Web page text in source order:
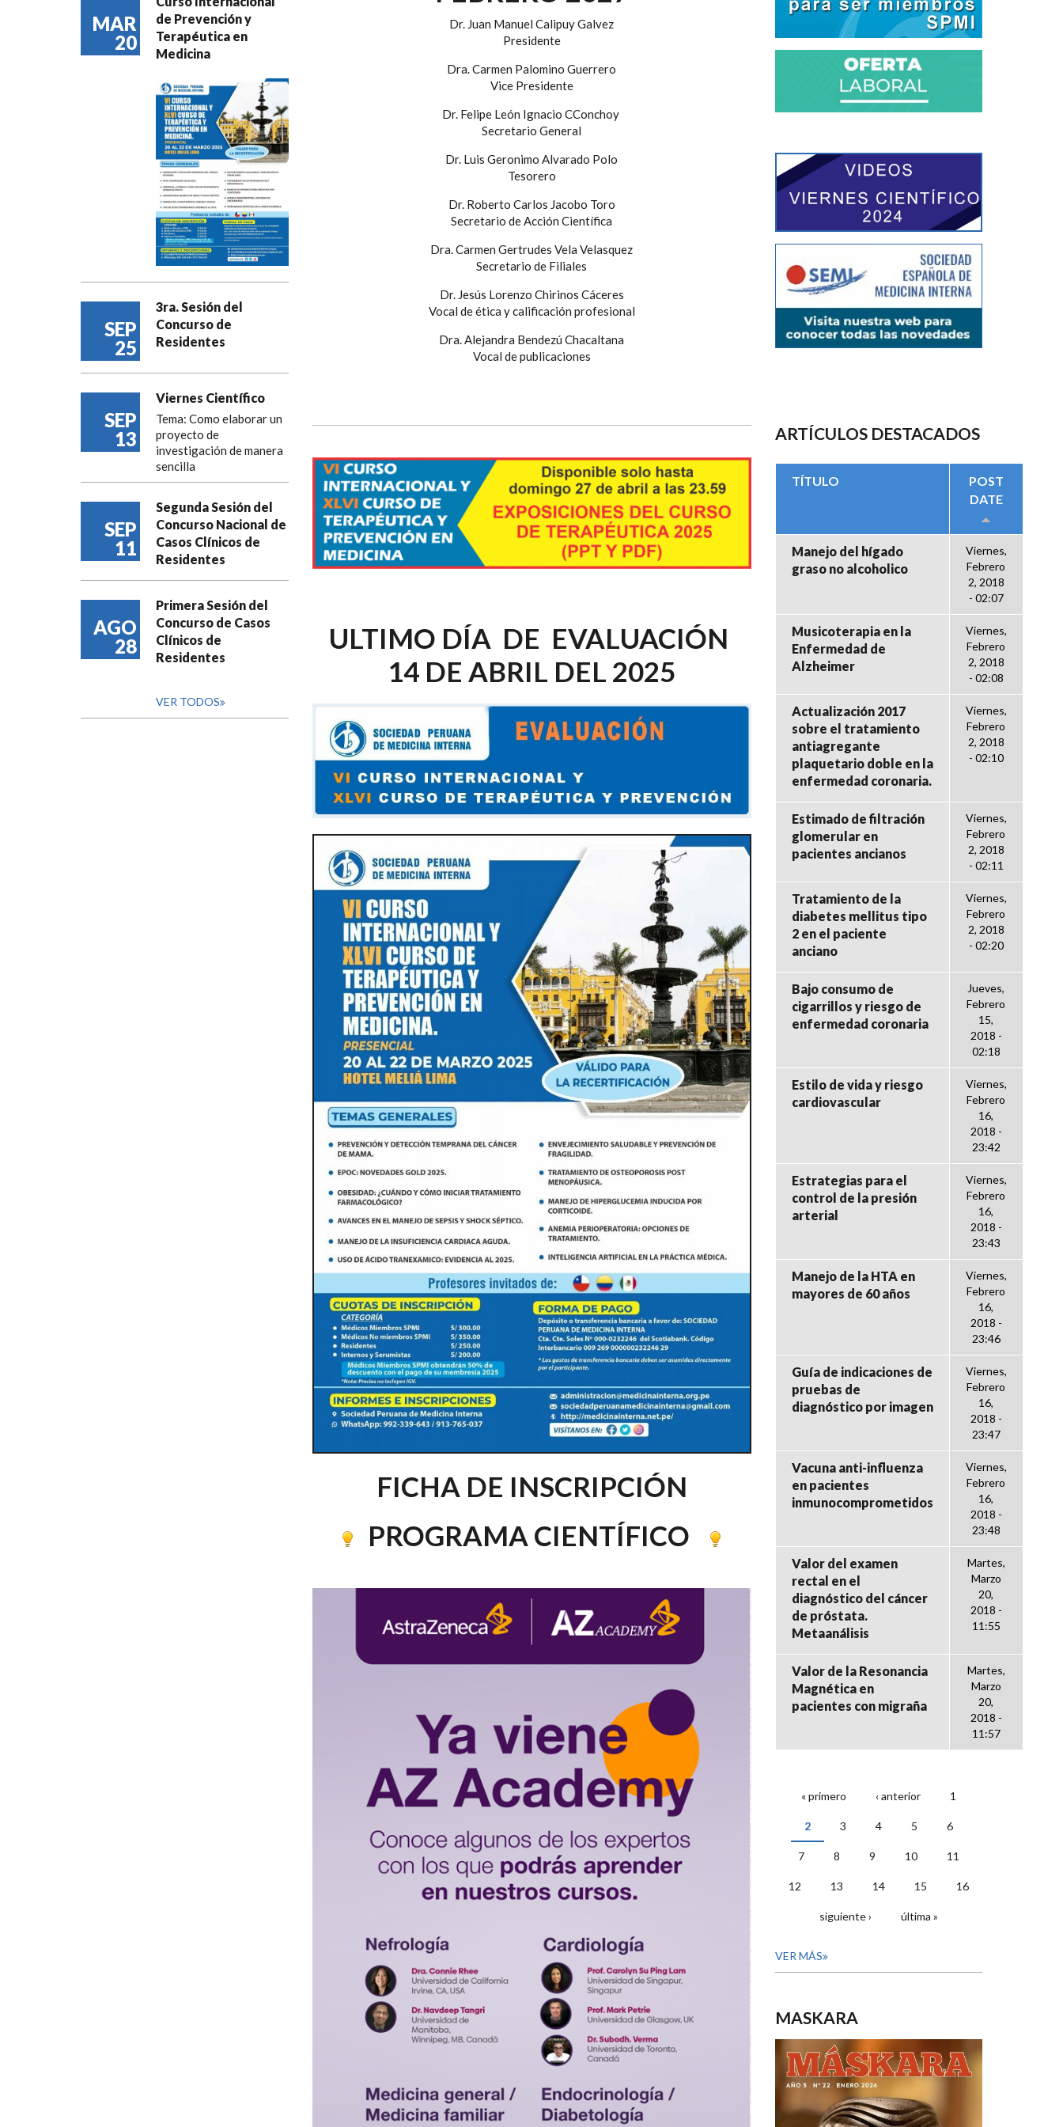
MAR
20
de Prevención y
Terapéutica en
Medicina
SEP
25
3ra. Sesión del
Concurso de
Residentes
SEP
13
Viernes Científico
Tema: Como elaborar un
proyecto de
investigación de manera
sencilla
SEP
11
Segunda Sesión del
Concurso Nacional de
Casos Clínicos de
Residentes
AGO
28
Primera Sesión del
Concurso de Casos
Clínicos de
Residentes
VER TODOS
Dr. Juan Manuel Calipuy Galvez
Presidente
Dra. Carmen Palomino Guerrero
Vice Presidente
Dr. Felipe León Ignacio CConchoy
Secretario General
Dr. Luis Geronimo Alvarado Polo
Tesorero
Dr. Roberto Carlos Jacobo Toro
Secretario de Acción Científica
Dra. Carmen Gertrudes Vela Velasquez
Secretario de Filiales
Dr. Jesús Lorenzo Chirinos Cáceres
Vocal de ética y calificación profesional
Dra. Alejandra Bendezú Chacaltana
Vocal de publicaciones
ULTIMO DÍA DE EVALUACIÓN
14 DE ABRIL DEL 2025
FICHA DE INSCRIPCIÓN
PROGRAMA CIENTÍFICO
ARTÍCULOS DESTACADOS
TÍTULO
POST
DATE
Manejo del hígado
graso no alcoholico
Viernes,
Febrero
2, 2018
- 02:07
Musicoterapia en la
Enfermedad de
Alzheimer
Viernes,
Febrero
2, 2018
- 02:08
Actualización 2017
sobre el tratamiento
antiagregante
plaquetario doble en la
enfermedad coronaria.
Viernes,
Febrero
2, 2018
- 02:10
Estimado de filtración
glomerular en
pacientes ancianos
Viernes,
Febrero
2, 2018
- 02:11
Tratamiento de la
diabetes mellitus tipo
2 en el paciente
anciano
Viernes,
Febrero
2, 2018
- 02:20
Bajo consumo de
cigarrillos y riesgo de
enfermedad coronaria
Jueves,
Febrero
15,
2018 -
02:18
Estilo de vida y riesgo
cardiovascular
Viernes,
Febrero
16,
2018 -
23:42
Estrategias para el
control de la presión
arterial
Viernes,
Febrero
16,
2018 -
23:43
Manejo de la HTA en
mayores de 60 años
Viernes,
Febrero
16,
2018 -
23:46
Guía de indicaciones de
pruebas de
diagnóstico por imagen
Viernes,
Febrero
16,
2018 -
23:47
Vacuna anti-influenza
en pacientes
inmunocomprometidos
Viernes,
Febrero
16,
2018 -
23:48
Valor del examen
rectal en el
diagnóstico del cáncer
de próstata.
Metaanálisis
Martes,
Marzo
20,
2018 -
11:55
Valor de la Resonancia
Magnética en
pacientes con migraña
Martes,
Marzo
20,
2018 -
11:57
PÁGINAS
« primero ‹ anterior 1
2 3 4 5 6
7 8 9 10 11
12 13 14 15 16
siguiente › última »
VER MÁS
MASKARA